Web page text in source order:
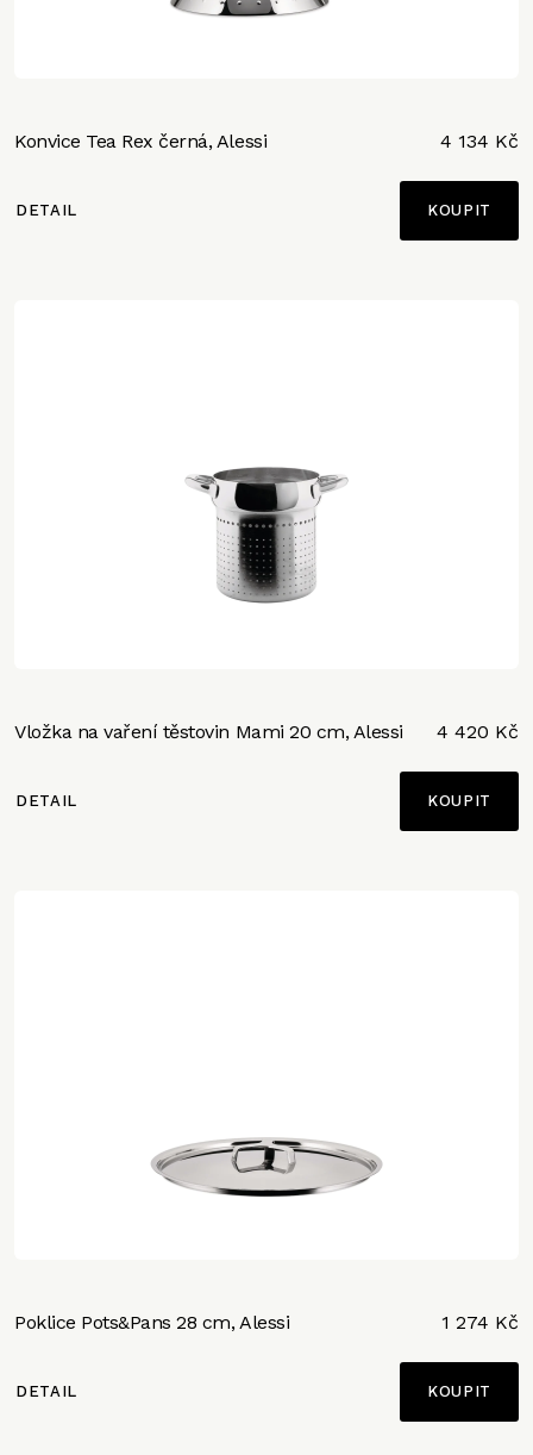
Konvice Tea Rex černá, Alessi 4 134 Kč
DETAIL
Vložka na vaření těstovin Mami 20 cm, Alessi 4 420 Kč
DETAIL
Poklice Pots&Pans 28 cm, Alessi 1 274 Kč
DETAIL